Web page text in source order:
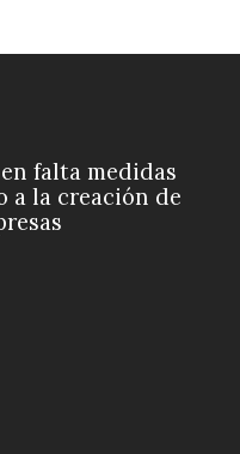
falta medidas
a la creación de